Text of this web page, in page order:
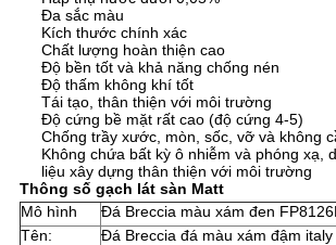
MẬT
Đa sắc màu
Kích thước chính xác
Chất lượng hoàn thiện cao
Độ bền tốt và khả năng chống nén
Độ thấm không khí tốt
Tái tạo, thân thiện với môi trường
Độ cứng bề mặt rất cao (độ cứng 4-5)
Chống trầy xước, mòn, sốc, vỡ và không
Không chứa bất kỳ ô nhiễm và phóng xạ,
liệu xây dựng thân thiện với môi trường
Thông số gạch lát sàn Matt
Mô hình
Đá Breccia màu xám đen
Tên:
Đá Breccia đá màu xám đậm italy